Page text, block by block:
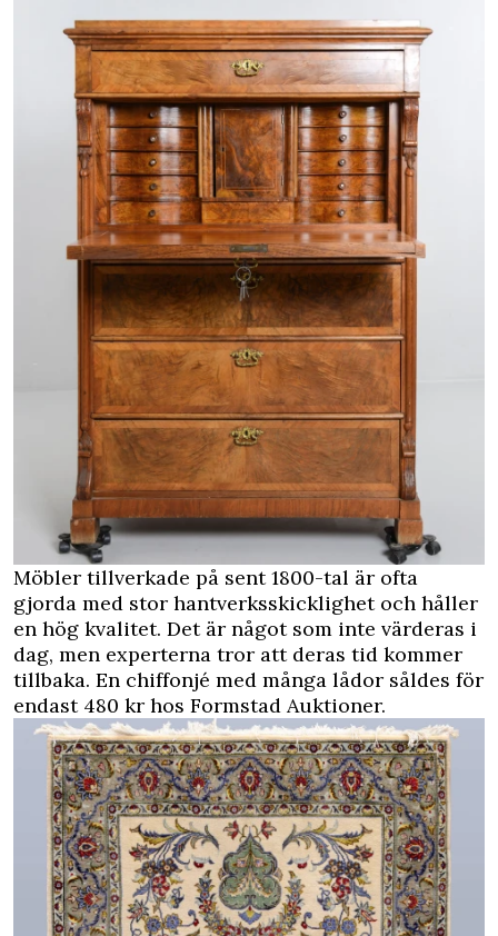
Möbler tillverkade på sent 1800-tal är ofta
gjorda med stor hantverksskicklighet och håller
en hög kvalitet. Det är något som inte värderas i
dag, men experterna tror att deras tid kommer
tillbaka. En chiffonjé med många lådor såldes för
endast 480 kr hos Formstad Auktioner.